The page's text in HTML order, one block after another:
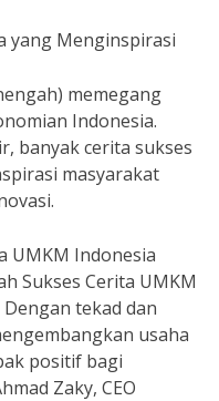
yang Menginspirasi
memegang
Indonesia.
banyak cerita sukses
masyarakat
UMKM Indonesia
Sukses Cerita UMKM
tekad dan
usaha
positif bagi
Zaky, CEO